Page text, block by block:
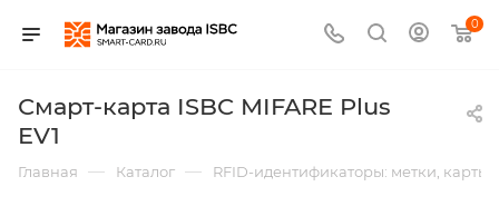
0
Смарт-карта ISBC MIFARE Plus
EV1
Главная — Каталог — RFID-идентификаторы: метки,